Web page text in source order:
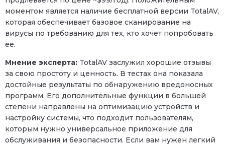
моментом является наличие бесплатной версии TotalAV,
которая обеспечивает базовое сканирование на
вирусы по требованию для тех, кто хочет попробовать
ее.
Мнение эксперта: TotalAV заслужил хорошие отзывы
за свою простоту и ценность. В тестах она показала
достойные результаты по обнаружению вредоносных
программ. Его дополнительные функции в большей
степени направлены на оптимизацию устройств и
настройку системы, что подходит пользователям,
которым нужно универсальное приложение для
обслуживания и безопасности. Если вам нужен легкий